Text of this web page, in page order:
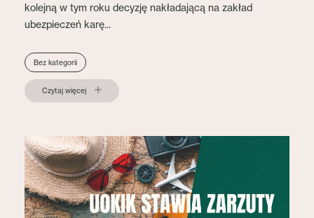
kolejną w tym roku decyzję nakładającą na zakład
ubezpieczeń karę...
Bez kategorii
Czytaj więcej